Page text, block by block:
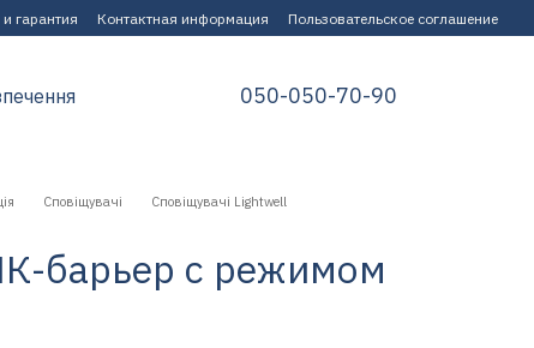
гарантия Контактная информация Пользовательское соглашение
050-050-70-90
Сповіщувачі
Сповіщувачі Lightwell
барьер с режимом